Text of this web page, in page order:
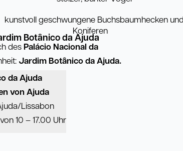
Botânico da Ajuda
des Palácio Nacional da
Jardim Botânico da Ajuda.
da Ajuda
von Ajuda
Lissabon
10 – 17.00 Uhr